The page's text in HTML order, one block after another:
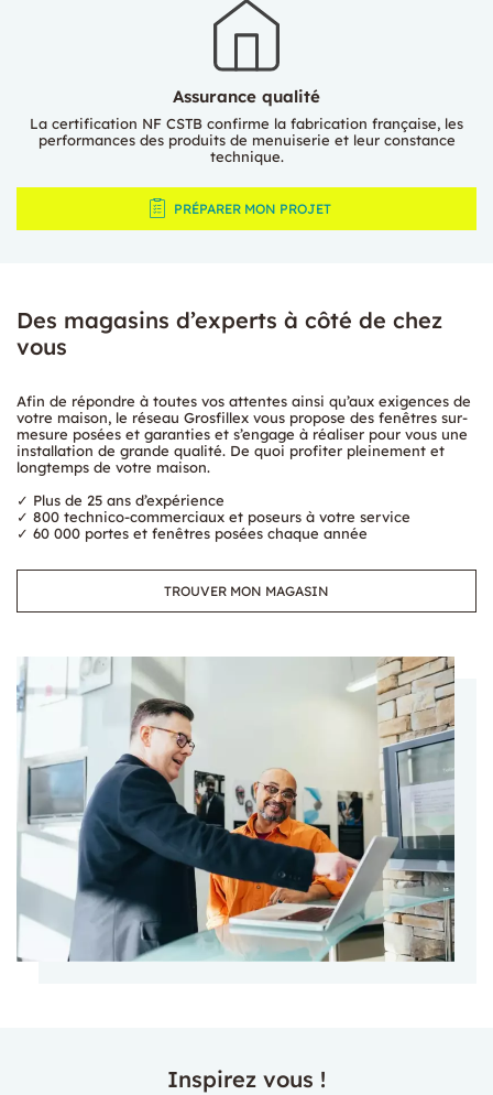
Assurance qualité
La certification NF CSTB confirme la fabrication française, les
performances des produits de menuiserie et leur constance
technique.
PRÉPARER MON PROJET
Des magasins d’experts à côté de chez
vous
Afin de répondre à toutes vos attentes ainsi qu’aux exigences de
votre maison, le réseau Grosfillex vous propose des fenêtres sur-
mesure posées et garanties et s’engage à réaliser pour vous une
installation de grande qualité. De quoi profiter pleinement et
longtemps de votre maison.
✓ Plus de 25 ans d’expérience
✓ 800 technico-commerciaux et poseurs à votre service
✓ 60 000 portes et fenêtres posées chaque année
TROUVER MON MAGASIN
Inspirez vous !